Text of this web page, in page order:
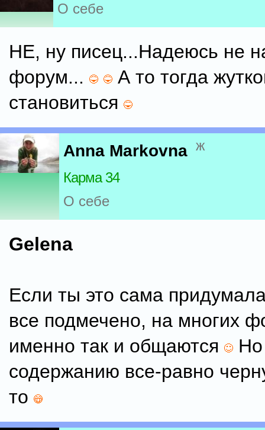
О себе
НЕ, ну писец...Надеюсь не
форум...
А то тогда
становиться
Anna Markovna ж
Карма 34
О себе
Gelena
Если ты это сама
все подмечено, на многих
именно так и общаются
содержанию все-равно
то